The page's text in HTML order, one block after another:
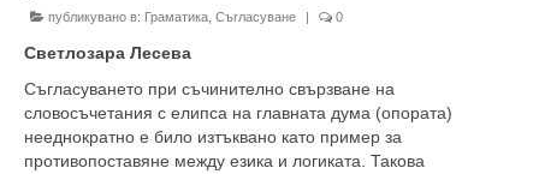
публикувано в: Граматика Съгласуване | 0
Светлозара Лесева
Съгласуването при съчинително свързване на
словосъчетания с елипса на главната дума (опората)
нееднократно е било изтъквано като пример за
противопоставяне между езика и логиката. Такова